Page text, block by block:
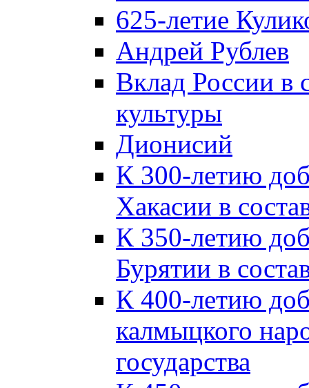
625-летие
Андрей Рублев
Вклад России в
культуры
Дионисий
К 300-летию
Хакасии в
К 350-летию
Бурятии в
К 400-летию
калмыцкого
государства